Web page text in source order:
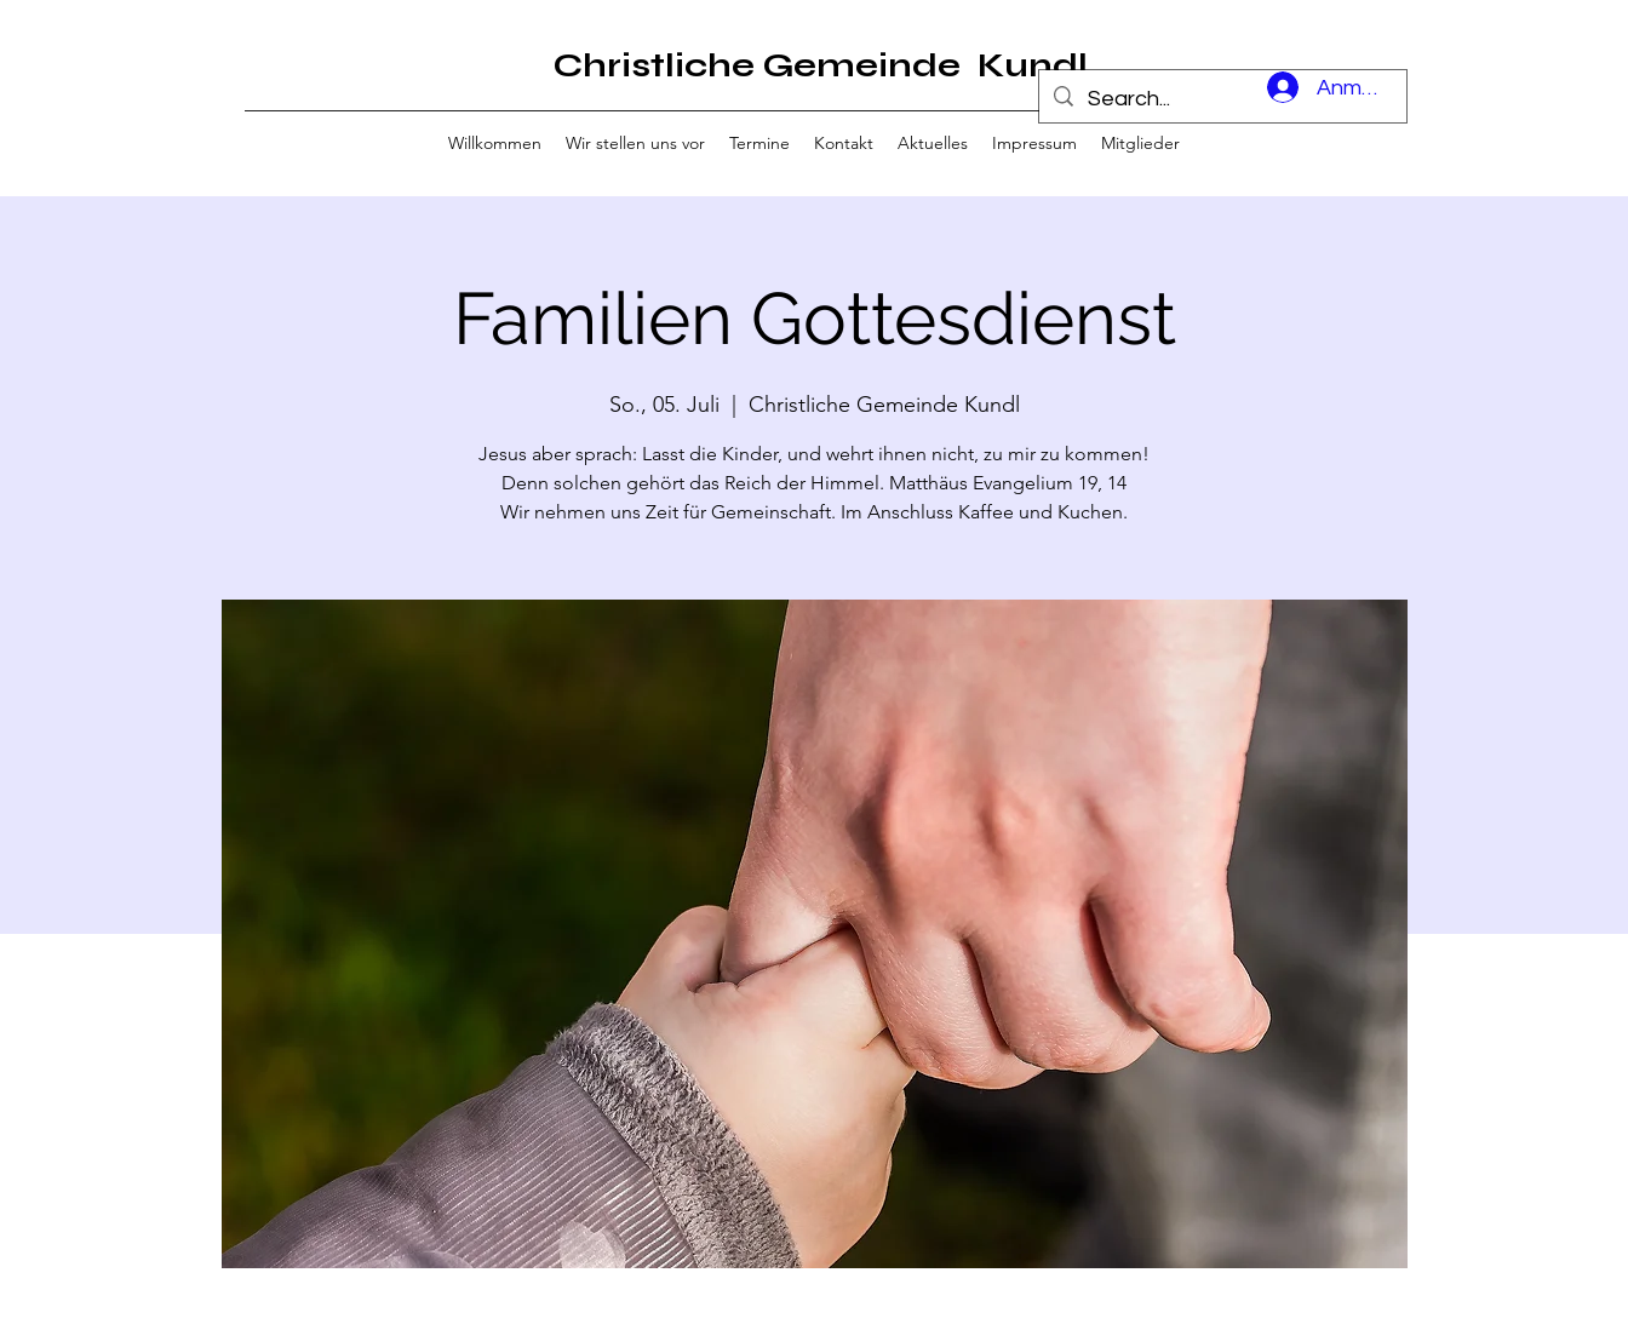
Christliche Gemeinde Kundl
Anmelden
Willkommen Wir stellen uns vor Termine Kontakt Aktuelles Impressum Mitglieder
Familien Gottesdienst
So., 05. Juli Christliche Gemeinde Kundl
Jesus aber sprach: Lasst die Kinder, und wehrt ihnen nicht, zu mir zu kommen!
Denn solchen gehört das Reich der Himmel. Matthäus Evangelium 19, 14
Wir nehmen uns Zeit für Gemeinschaft. Im Anschluss Kaffee und Kuchen.